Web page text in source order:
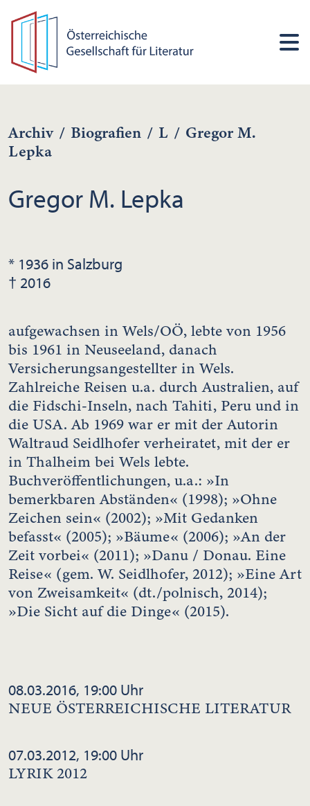
Archiv / Biografien / L / Gregor M.
Lepka
Gregor M. Lepka
* 1936 in Salzburg
† 2016
aufgewachsen in Wels/OÖ, lebte von 1956
bis 1961 in Neuseeland, danach
Versicherungsangestellter in Wels.
Zahlreiche Reisen u.a. durch Australien, auf
die Fidschi-Inseln, nach Tahiti, Peru und in
die USA. Ab 1969 war er mit der Autorin
Waltraud Seidlhofer verheiratet, mit der er
in Thalheim bei Wels lebte.
Buchveröffentlichungen, u.a.: »In
bemerkbaren Abständen« (1998); »Ohne
Zeichen sein« (2002); »Mit Gedanken
befasst« (2005); »Bäume« (2006); »An der
Zeit vorbei« (2011); »Danu / Donau. Eine
Reise« (gem. W. Seidlhofer, 2012); »Eine Art
von Zweisamkeit« (dt./polnisch, 2014);
»Die Sicht auf die Dinge« (2015).
08.03.2016, 19:00 Uhr
NEUE ÖSTERREICHISCHE LITERATUR
07.03.2012, 19:00 Uhr
LYRIK 2012